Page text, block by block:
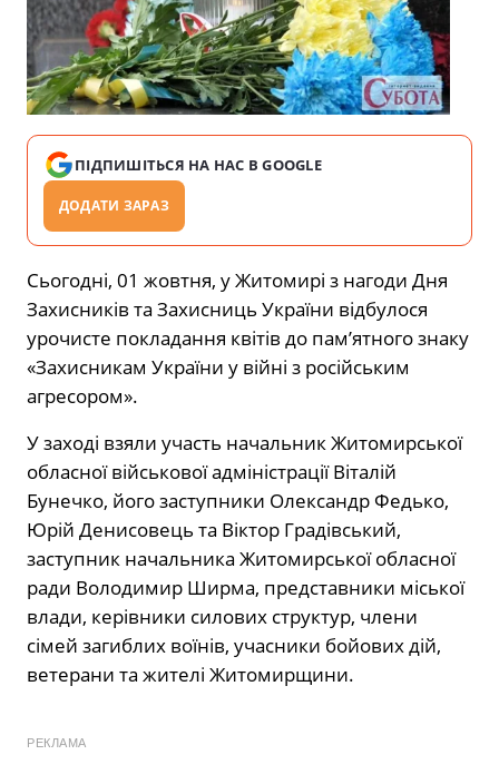
ПІДПИШІТЬСЯ НА НАС В GOOGLE
ДОДАТИ ЗАРАЗ
Сьогодні, 01 жовтня, у Житомирі з нагоди Дня
Захисників та Захисниць України відбулося
урочисте покладання квітів до пам’ятного знаку
«Захисникам України у війні з російським
агресором».
У заході взяли участь начальник Житомирської
обласної військової адміністрації Віталій
Бунечко, його заступники Олександр Федько,
Юрій Денисовець та Віктор Градівський,
заступник начальника Житомирської обласної
ради Володимир Ширма, представники міської
влади, керівники силових структур, члени
сімей загиблих воїнів, учасники бойових дій,
ветерани та жителі Житомирщини.
РЕКЛАМА